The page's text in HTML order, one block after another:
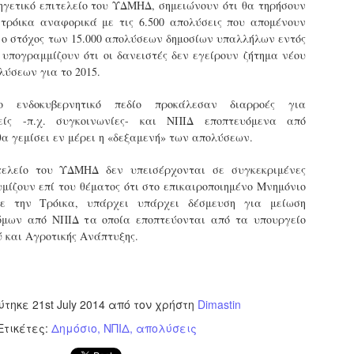
επιτελείο του ΥΔΜΗΔ, σημειώνουν ότι θα τηρήσουν
αναφορικά με τις 6.500 απολύσεις που απομένουν
στόχος των 15.000 απολύσεων δημοσίων υπαλλήλων εντός
ότι οι δανειστές δεν εγείρουν ζήτημα νέου
για το 2015.
ενδοκυβερνητικό πεδίο προκάλεσαν διαρροές για
-π.χ. συγκοινωνίες- και ΝΠΙΔ εποπτευόμενα από
γεμίσει εν μέρει η «δεξαμενή» των απολύσεων.
του ΥΔΜΗΔ δεν υπεισέρχονται σε συγκεκριμένες
επί του θέματος ότι στο επικαιροποιημένο Μνημόνιο
Τρόικα, υπάρχει υπάρχει δέσμευση για μείωση
από ΝΠΙΔ τα οποία εποπτεύονται από τα υπουργείο
Αγροτικής Ανάπτυξης.
21st July 2014 από τον χρήστη Dimastin
Δημόσιο ΝΠΙΔ απολύσεις
σύμφωνα με τις διατάξεις του
Ν. 4830/2021.
έντονα στην παρουσία των
ελεγκτών, με αποτέλεσμα να
δημιουργηθεί ένταση στο
σημείο.
κατά 1,36% τις θέσεις στάθμευσης για άτομα με
Δεκαεπτά εγκαταλελειμμένα οχήματα
μέσα σε τρεις μήνες από τους δρόμους.
σταθερά βήματα και προσήλωση στο όραμα για μια πόλη
ανθρώπινη, λειτουργική και δίκαιη, ο Δήμος Σερρών
(ΣΒΑΚ).
Δημοτική Αστυνομία Σερρών : Αυτόφορη διαδικασία
και Διοικητικό πρόστιμο 3.000€ σε πολίτη για
Αστυνομία και Τμήμα Πρασίνου του Δήμου Σερρών
από καταγγελία εντόπισαν άνδρα να κόβει παράνομα
στην Καλλιθέα
αποφασιστικότητα και άμεσα αντανακλαστικά
οι υπηρεσίες του Δήμου Σερρών, βάζοντας
από το Τμήμα Δημοτικής Αστυνομίας σε συνεργασία
Εγκύκλιος ΥΠ.ΕΣ. με θέμα: «Παροχή οδηγιών
εκπαίδευσης των διορισθέντος Δημοτικών
Αστυνομικών της προκήρυξης 1K/2024» - Στα